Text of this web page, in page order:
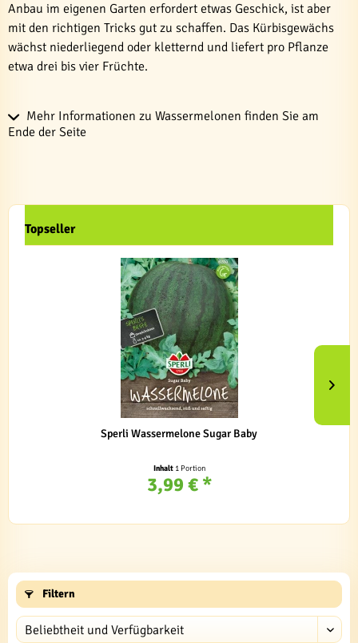
Anbau im eigenen Garten erfordert etwas Geschick, ist aber
mit den richtigen Tricks gut zu schaffen. Das Kürbisgewächs
wächst niederliegend oder kletternd und liefert pro Pflanze
etwa drei bis vier Früchte.
Mehr Informationen zu Wassermelonen finden Sie am
Ende der Seite
Topseller
Sperli Wassermelone Sugar Baby
Inhalt 1 Portion
3,99 € *
Filtern